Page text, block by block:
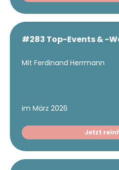
#283 Top-Events & -
Mit Ferdinand Herrmann
im März 2026
Jetzt